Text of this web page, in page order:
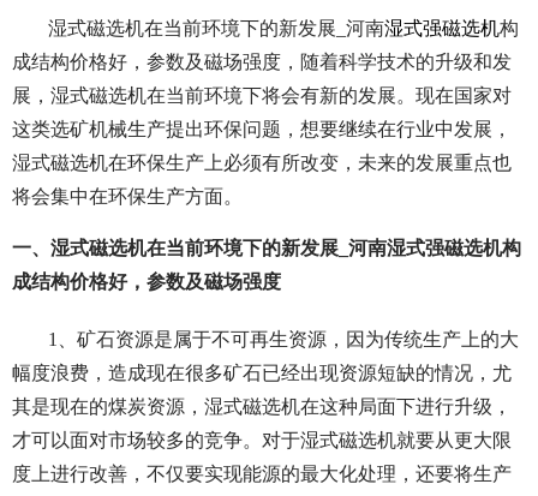
湿式磁选机在当前环境下的新发展_河南湿式强磁选机构
成结构价格好，参数及磁场强度，随着科学技术的升级和发
展，湿式磁选机在当前环境下将会有新的发展。现在国家对
这类选矿机械生产提出环保问题，想要继续在行业中发展，
湿式磁选机在环保生产上必须有所改变，未来的发展重点也
将会集中在环保生产方面。
一、湿式磁选机在当前环境下的新发展_河南湿式强磁选机构
成结构价格好，参数及磁场强度
1、矿石资源是属于不可再生资源，因为传统生产上的大
幅度浪费，造成现在很多矿石已经出现资源短缺的情况，尤
其是现在的煤炭资源，湿式磁选机在这种局面下进行升级，
才可以面对市场较多的竞争。对于湿式磁选机就要从更大限
度上进行改善，不仅要实现能源的最大化处理，还要将生产